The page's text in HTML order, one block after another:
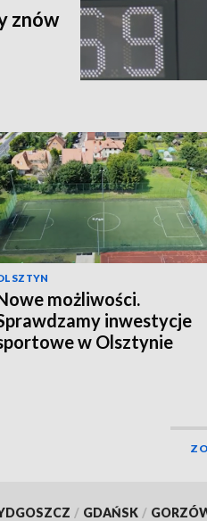
znów
możliwości.
inwestycje
w Olsztynie
/ GDAŃSK /